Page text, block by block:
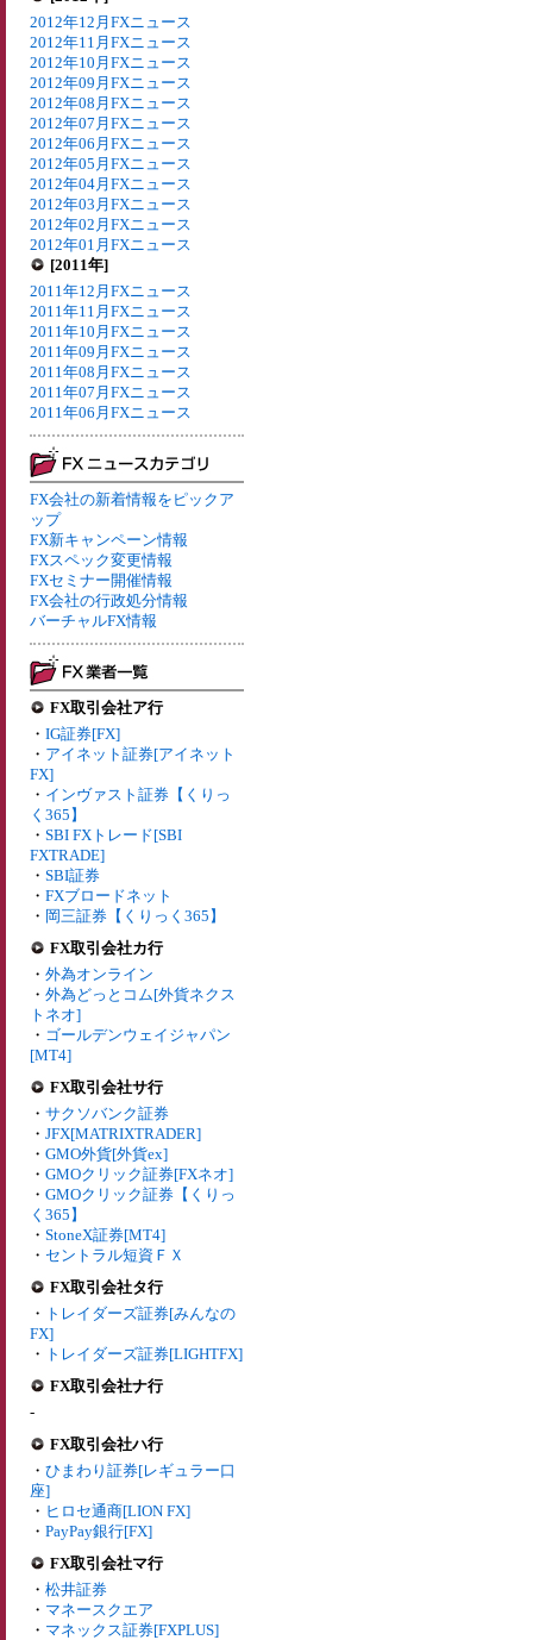
2012年12月FXニュース
2012年11月FXニュース
2012年10月FXニュース
2012年09月FXニュース
2012年08月FXニュース
2012年07月FXニュース
2012年06月FXニュース
2012年05月FXニュース
2012年04月FXニュース
2012年03月FXニュース
2012年02月FXニュース
2012年01月FXニュース
[2011年]
2011年12月FXニュース
2011年11月FXニュース
2011年10月FXニュース
2011年09月FXニュース
2011年08月FXニュース
2011年07月FXニュース
2011年06月FXニュース
FX会社の新着情報をピックア
ップ
FX新キャンペーン情報
FXスペック変更情報
FXセミナー開催情報
FX会社の行政処分情報
バーチャルFX情報
FX取引会社ア行
・ IG証券[FX]
・ アイネット証券[アイネット
FX]
・ インヴァスト証券【くりっ
く365】
・ SBI FXトレード[SBI
FXTRADE]
・ SBI証券
・ FXブロードネット
・ 岡三証券【くりっく365】
FX取引会社カ行
・ 外為オンライン
・ 外為どっとコム[外貨ネクス
トネオ]
・ ゴールデンウェイジャパン
[MT4]
FX取引会社サ行
・ サクソバンク証券
・ JFX[MATRIXTRADER]
・ GMO外貨[外貨ex]
・ GMOクリック証券[FXネオ]
・ GMOクリック証券【くりっ
く365】
・ StoneX証券[MT4]
・ セントラル短資ＦＸ
FX取引会社タ行
・ トレイダーズ証券[みんなの
FX]
・ トレイダーズ証券[LIGHTFX]
FX取引会社ナ行
-
FX取引会社ハ行
・ ひまわり証券[レギュラー口
座]
・ ヒロセ通商[LION FX]
・ PayPay銀行[FX]
FX取引会社マ行
・ 松井証券
・ マネースクエア
・ マネックス証券[FXPLUS]